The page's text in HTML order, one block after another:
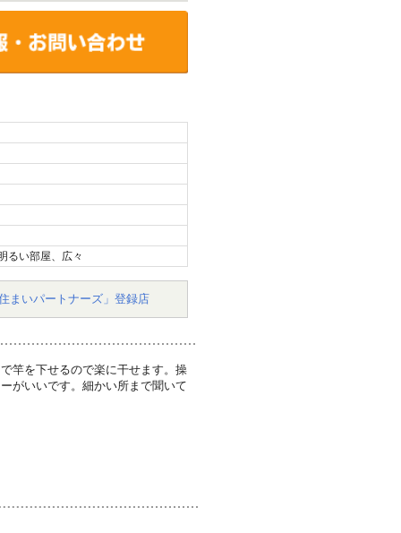
るい部屋、広々
まいパートナーズ」登録店
竿を下せるので楽に干せます。操
がいいです。細かい所まで聞いて